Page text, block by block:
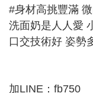
#身材高挑豐滿
洗面奶是人人愛
口交技術好 姿勢
加LINE：fb750